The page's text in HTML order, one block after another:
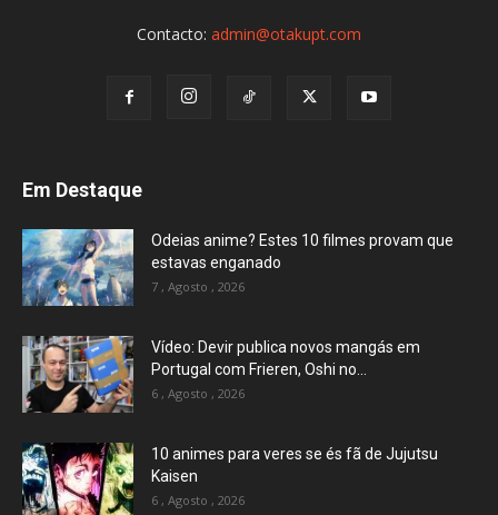
Contacto: admin@otakupt.com
Em Destaque
Odeias anime? Estes 10 filmes provam que
estavas enganado
7 , Agosto , 2026
Vídeo: Devir publica novos mangás em
Portugal com Frieren, Oshi no...
6 , Agosto , 2026
10 animes para veres se és fã de Jujutsu
Kaisen
6 , Agosto , 2026